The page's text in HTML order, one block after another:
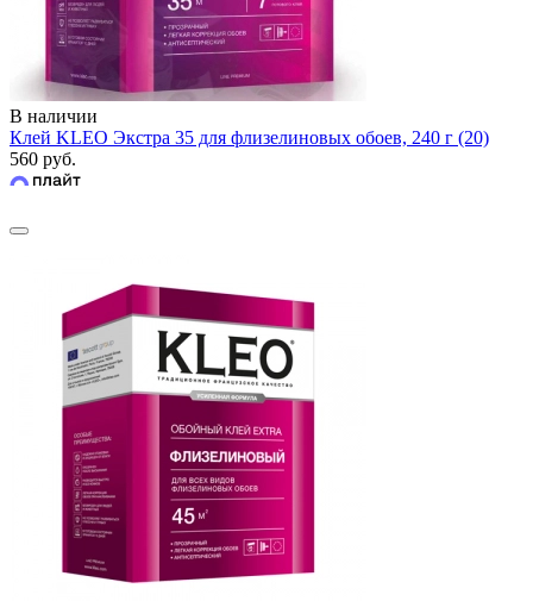
В наличии
Клей KLEO Экстра 35 для флизелиновых обоев, 240 г (20)
560 руб.